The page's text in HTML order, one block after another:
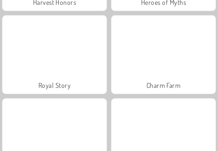
Harvest Honors Heroes of Myths
Royal Story Charm Farm